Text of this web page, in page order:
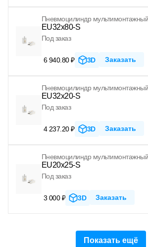
Пневмоцилиндр мультимонтажный
EU32x80-S
Под заказ
6 940.80 ₽ 3D Заказать
Пневмоцилиндр мультимонтажный
EU32x20-S
Под заказ
4 237.20 ₽ 3D Заказать
Пневмоцилиндр мультимонтажный
EU20x25-S
Под заказ
3 000 ₽ 3D Заказать
Показать ещё